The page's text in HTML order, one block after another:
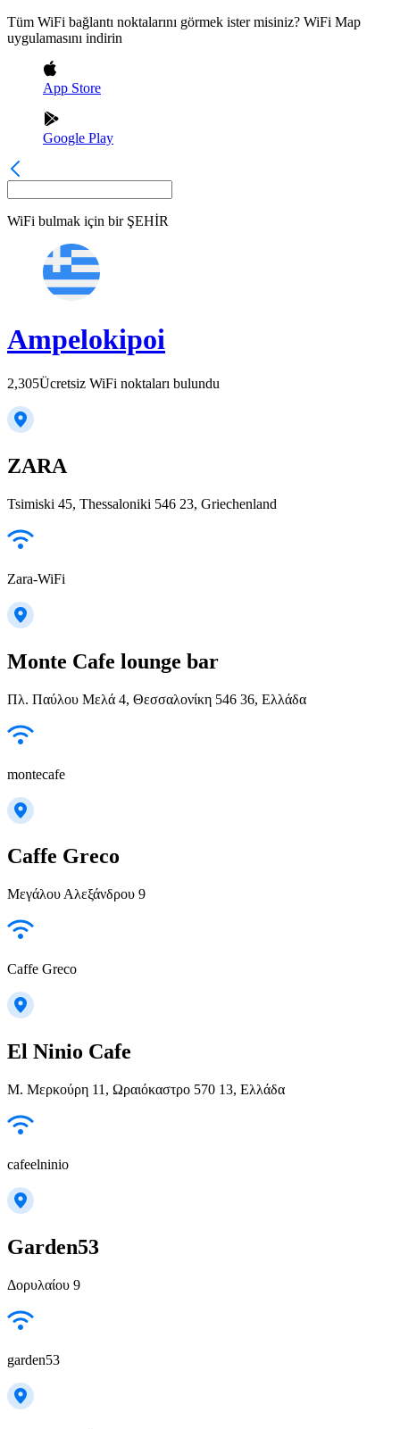
Tüm WiFi bağlantı noktalarını görmek ister misiniz? WiFi Map
uygulamasını indirin
App Store
Google Play
WiFi bulmak için bir ŞEHİR
Ampelokipoi
2,305Ücretsiz WiFi noktaları bulundu
ZARA
Tsimiski 45, Thessaloniki 546 23, Griechenland
Zara-WiFi
Monte Cafe lounge bar
Πλ. Παύλου Μελά 4, Θεσσαλονίκη 546 36, Ελλάδα
montecafe
Caffe Greco
Μεγάλου Αλεξάνδρου 9
Caffe Greco
El Ninio Cafe
Μ. Μερκούρη 11, Ωραιόκαστρο 570 13, Ελλάδα
cafeelninio
Garden53
Δορυλαίου 9
garden53